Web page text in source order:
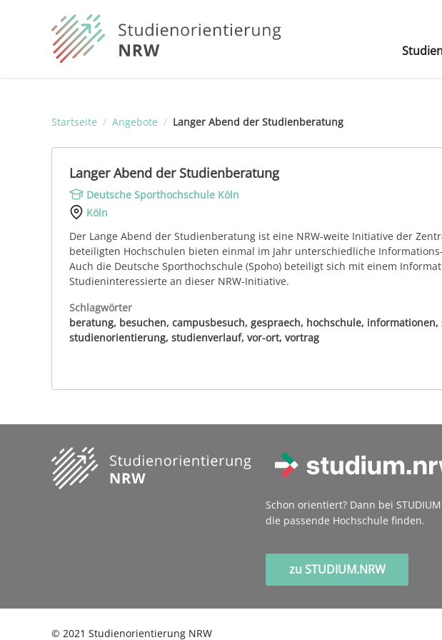
Startseite / Angebote / Langer Abend der Studienberatung
Langer Abend der Studienberatung
Deutsche Sporthochschule Köln
Köln
Der Lange Abend der Studienberatung ist eine NRW-weite Initiative der
beteiligten Hochschulen bieten einmal im Jahr unterschiedliche
Auch die Deutsche Sporthochschule (Spoho) beteiligt sich mit einem
Studieninteressierte an dieser NRW-Initiative.
Schlagwörter
beratung, besuchen, campusbesuch, gespraech, hochschule,
studienorientierung, studienverlauf, vor-ort, vortrag
Schon orientiert? Dann bei
die passende Hochschule finden.
zu STUDIUM.NRW
© 2021 Studienorientierung NRW